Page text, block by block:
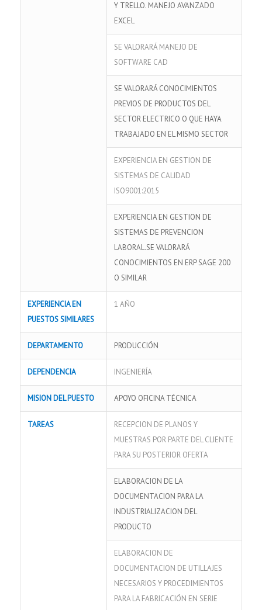
Y TRELLO. MANEJO AVANZADO
EXCEL
SE VALORARÁ MANEJO DE
SOFTWARE CAD
SE VALORARÁ CONOCIMIENTOS
PREVIOS DE PRODUCTOS DEL
SECTOR ELECTRICO O QUE HAYA
TRABAJADO EN EL MISMO SECTOR
EXPERIENCIA EN GESTION DE
SISTEMAS DE CALIDAD
ISO9001:2015
EXPERIENCIA EN GESTION DE
SISTEMAS DE PREVENCION
LABORAL.SE VALORARÁ
CONOCIMIENTOS EN ERP SAGE 200
O SIMILAR
EXPERIENCIA EN
PUESTOS SIMILARES
1 AÑO
DEPARTAMENTO PRODUCCIÓN
DEPENDENCIA INGENIERÍA
MISION DEL PUESTO APOYO OFICINA TÉCNICA
TAREAS
RECEPCION DE PLANOS Y
MUESTRAS POR PARTE DEL CLIENTE
PARA SU POSTERIOR OFERTA
ELABORACION DE LA
DOCUMENTACION PARA LA
INDUSTRIALIZACION DEL
PRODUCTO
ELABORACION DE
DOCUMENTACION DE UTILLAJES
NECESARIOS Y PROCEDIMIENTOS
PARA LA FABRICACIÓN EN SERIE